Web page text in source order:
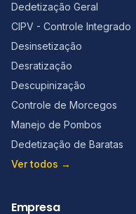
Dedetização Geral
CIPV - Controle Integrado
Desinsetização
Desratização
Descupinização
Controle de Morcegos
Manejo de Pombos
Dedetização de Baratas
Ver todos →
Empresa